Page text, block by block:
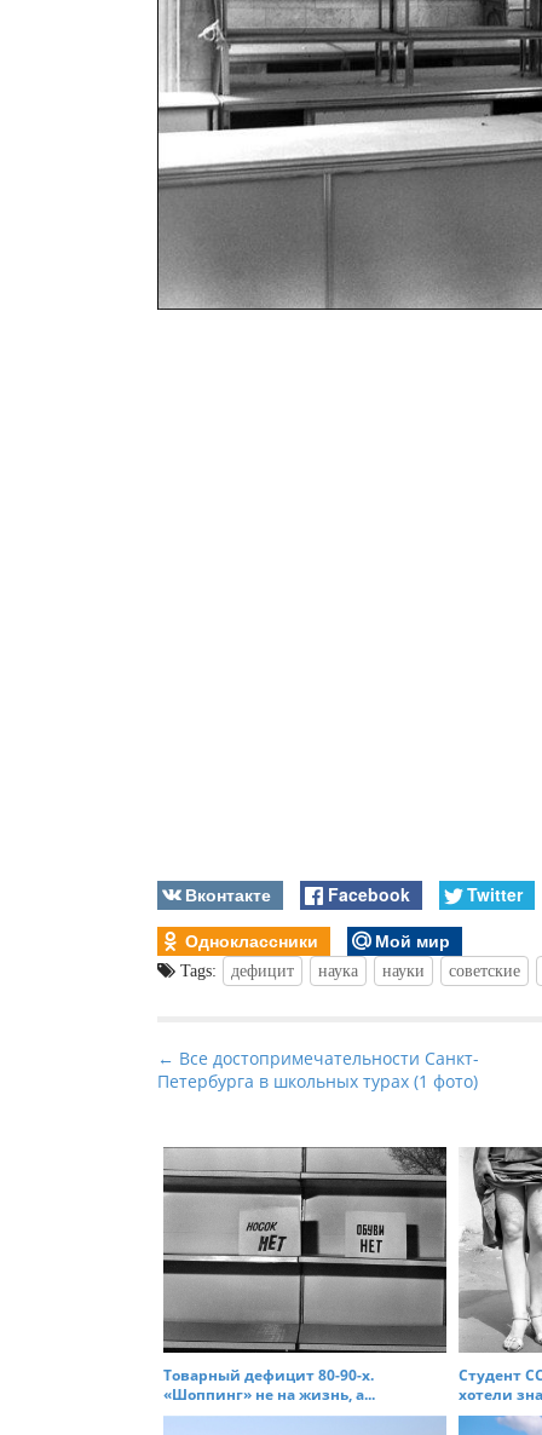
Вконтакте Facebook
Twitter
Одноклассники
Мой мир
Tags: дефицит наука науки советские
P
o
t
n
v
g
a
t
← Все достопримечательности Санкт-
Петербурга в школьных турах (1 фото)
Товарный дефицит 80-90-х.
«Шоппинг» не на жизнь, а...
Студент
хотели